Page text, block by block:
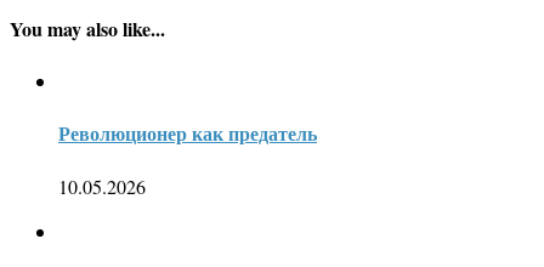
You may also like...
Революционер как предатель
10.05.2026